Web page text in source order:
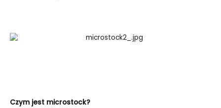
Czym jest microstock?